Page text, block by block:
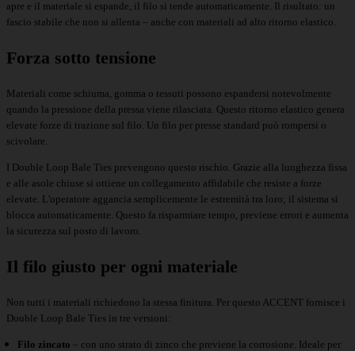
apre e il materiale si espande, il filo si tende automaticamente. Il risultato: un
fascio stabile che non si allenta – anche con materiali ad alto ritorno elastico.
Forza sotto tensione
Materiali come schiuma, gomma o tessuti possono espandersi notevolmente
quando la pressione della pressa viene rilasciata. Questo ritorno elastico genera
elevate forze di trazione sul filo. Un filo per presse standard può rompersi o
scivolare.
I Double Loop Bale Ties prevengono questo rischio. Grazie alla lunghezza fissa
e alle asole chiuse si ottiene un collegamento affidabile che resiste a forze
elevate. L'operatore aggancia semplicemente le estremità tra loro; il sistema si
blocca automaticamente. Questo fa risparmiare tempo, previene errori e aumenta
la sicurezza sul posto di lavoro.
Il filo giusto per ogni materiale
Non tutti i materiali richiedono la stessa finitura. Per questo ACCENT fornisce i
Double Loop Bale Ties in tre versioni:
Filo zincato – con uno strato di zinco che previene la corrosione. Ideale per